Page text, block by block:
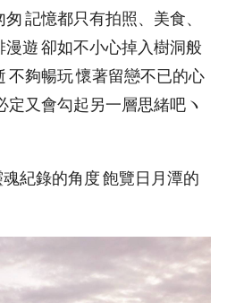
記憶都只有拍照、美食、
遊 卻如不小心掉入樹洞般
不夠暢玩 懷著留戀不已的心
定又會勾起另一層思緒吧ヽ
紀錄的角度 飽覽日月潭的